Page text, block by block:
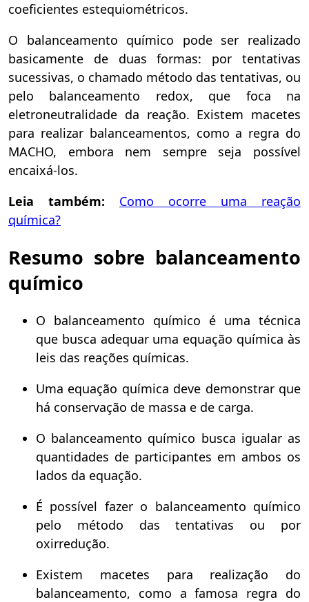
coeficientes estequiométricos.
O balanceamento químico pode ser realizado
basicamente de duas formas: por tentativas
sucessivas, o chamado método das tentativas, ou
pelo balanceamento redox, que foca na
eletroneutralidade da reação. Existem macetes
para realizar balanceamentos, como a regra do
MACHO, embora nem sempre seja possível
encaixá-los.
Leia também: Como ocorre uma reação
química?
Resumo sobre balanceamento
químico
O balanceamento químico é uma técnica
que busca adequar uma equação química às
leis das reações químicas.
Uma equação química deve demonstrar que
há conservação de massa e de carga.
O balanceamento químico busca igualar as
quantidades de participantes em ambos os
lados da equação.
É possível fazer o balanceamento químico
pelo método das tentativas ou por
oxirredução.
Existem macetes para realização do
balanceamento, como a famosa regra do